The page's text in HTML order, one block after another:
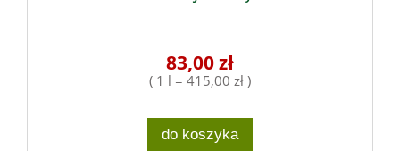
83,00 zł
( 1 l = 415,00 zł )
do koszyka